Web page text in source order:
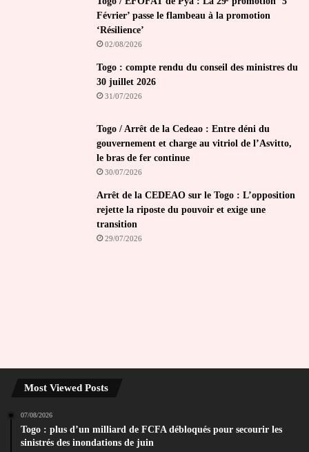
Février’ passe le flambeau à la promotion
‘Résilience’
02/08/2026
Togo : compte rendu du conseil des ministres du
30 juillet 2026
31/07/2026
Togo / Arrêt de la Cedeao : Entre déni du
gouvernement et charge au vitriol de l’Asvitto,
le bras de fer continue
30/07/2026
Arrêt de la CEDEAO sur le Togo : L’opposition
rejette la riposte du pouvoir et exige une
transition
29/07/2026
Most Viewed Posts
07/08/2026
Togo : plus d’un milliard de FCFA débloqués pour secourir les
sinistrés des inondations de juin